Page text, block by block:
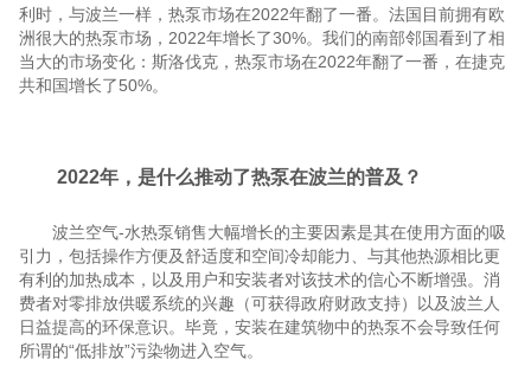
利时，与波兰一样，热泵市场在2022年翻了一番。法国目前拥有欧
洲很大的热泵市场，2022年增长了30%。我们的南部邻国看到了相
当大的市场变化：斯洛伐克，热泵市场在2022年翻了一番，在捷克
共和国增长了50%。
2022年，是什么推动了热泵在波兰的普及？
波兰空气-水热泵销售大幅增长的主要因素是其在使用方面的吸
引力，包括操作方便及舒适度和空间冷却能力、与其他热源相比更
有利的加热成本，以及用户和安装者对该技术的信心不断增强。消
费者对零排放供暖系统的兴趣（可获得政府财政支持）以及波兰人
日益提高的环保意识。毕竟，安装在建筑物中的热泵不会导致任何
所谓的“低排放”污染物进入空气。